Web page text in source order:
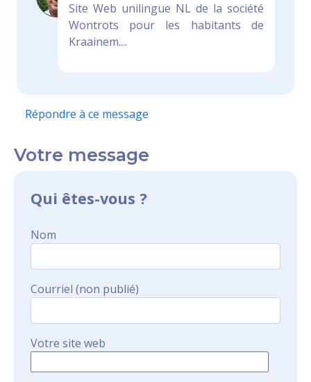
Site Web unilingue NL de la société
Wontrots pour les habitants de
Kraainem....
Répondre à ce message
Votre message
Qui êtes-vous ?
Nom
Courriel (non publié)
Votre site web